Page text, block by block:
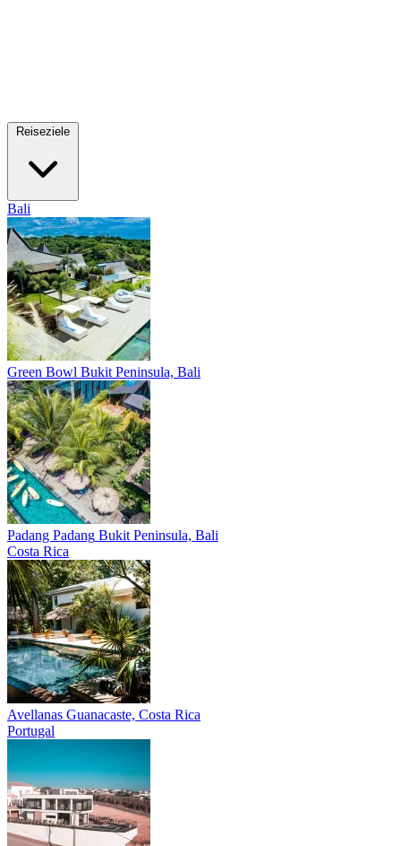
Bali
Green Bowl Bukit Peninsula, Bali
Padang Padang Bukit Peninsula, Bali
Costa Rica
Avellanas Guanacaste, Costa Rica
Portugal